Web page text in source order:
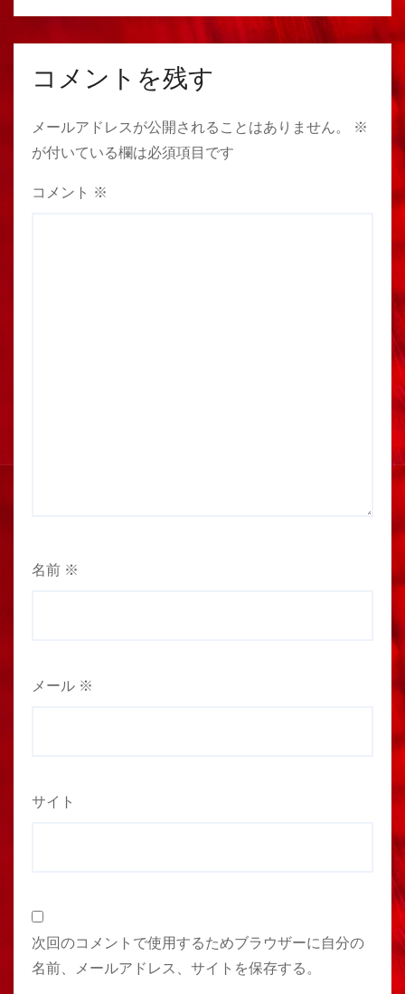
コメントを残す
メールアドレスが公開されることはありません。
※
が付いている欄は必須項目です
コメント ※
名前 ※
メール ※
サイト
次回のコメントで使用するためブラウザーに自分の
名前、メールアドレス、サイトを保存する。